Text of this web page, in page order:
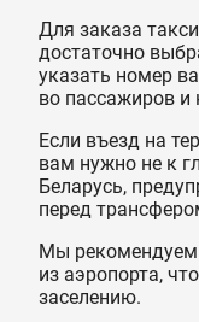
Для заказа
достаточно
указать номер
во пассажиров и
Если въезд на
вам нужно не к
Беларусь,
перед
Мы рекомендуем
из аэропорта,
заселению.